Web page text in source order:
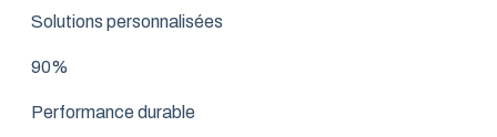
Solutions personnalisées
90%
Performance durable